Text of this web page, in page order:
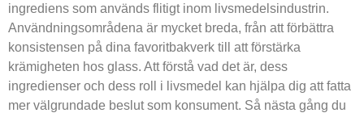
ingrediens som används flitigt inom livsmedelsindustrin.
Användningsområdena är mycket breda, från att förbättra
konsistensen på dina favoritbakverk till att förstärka
krämigheten hos glass. Att förstå vad det är, dess
ingredienser och dess roll i livsmedel kan hjälpa dig att fatta
mer välgrundade beslut som konsument. Så nästa gång du